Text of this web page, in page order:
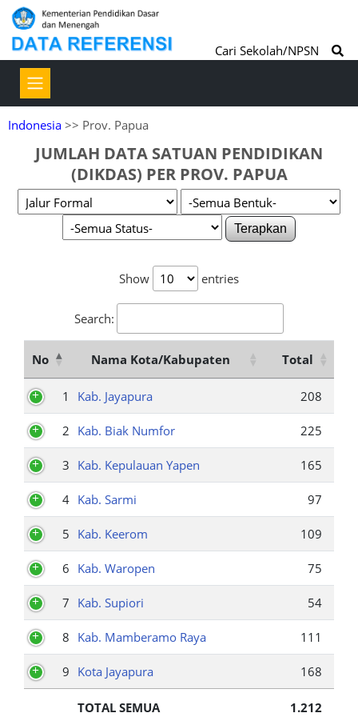
Cari Sekolah/NPSN
Indonesia >> Prov. Papua
JUMLAH DATA SATUAN PENDIDIKAN
(DIKDAS) PER PROV. PAPUA
Terapkan
Show entries
Search:
No Nama Kota/Kabupaten Total
1 Kab. Jayapura 208
2 Kab. Biak Numfor 225
3 Kab. Kepulauan Yapen 165
4 Kab. Sarmi 97
5 Kab. Keerom 109
6 Kab. Waropen 75
7 Kab. Supiori 54
8 Kab. Mamberamo Raya 111
9 Kota Jayapura 168
TOTAL SEMUA 1.212